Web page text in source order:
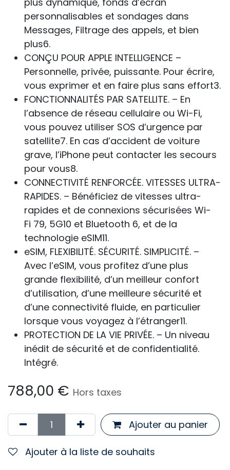
personnalisables et sondages dans
Messages, Filtrage des appels, et bien
plus6.
CONÇU POUR APPLE INTELLIGENCE –
Personnelle, privée, puissante. Pour écrire,
vous exprimer et en faire plus sans effort3.
FONCTIONNALITÉS PAR SATELLITE. – En
l’absence de réseau cellulaire ou Wi-Fi,
vous pouvez utiliser SOS d’urgence par
satellite7. En cas d’accident de voiture
grave, l’iPhone peut contacter les secours
pour vous8.
CONNECTIVITÉ RENFORCÉE. VITESSES ULTRA-
RAPIDES. – Bénéficiez de vitesses ultra-
rapides et de connexions sécurisées Wi-
Fi 79, 5G10 et Bluetooth 6, et de la
technologie eSIM11.
eSIM, FLEXIBILITÉ. SÉCURITÉ. SIMPLICITÉ. –
Avec l’eSIM, vous profitez d’une plus
grande flexibilité, d’un meilleur confort
d’utilisation, d’une meilleure sécurité et
d’une connectivité fluide, en particulier
lorsque vous voyagez à l’étranger11.
PROTECTION DE LA VIE PRIVÉE. – Un niveau
inédit de sécurité et de confidentialité.
Intégré.
788,00 € Hors taxes
Ajouter au panier
Ajouter à la liste de souhaits